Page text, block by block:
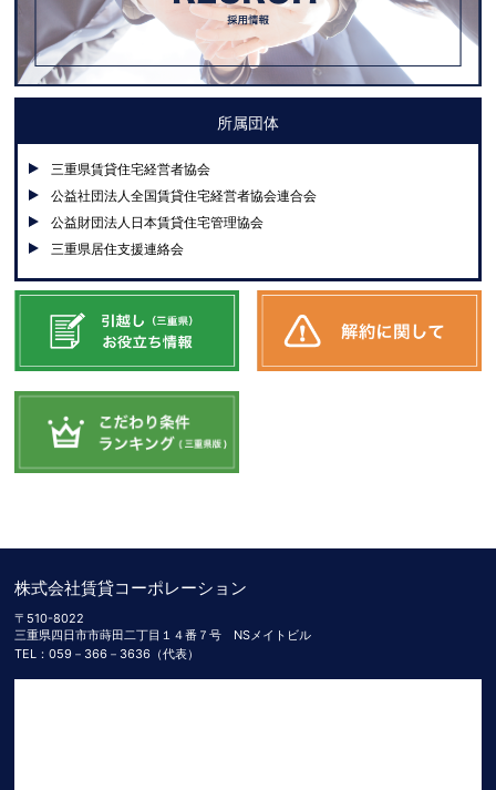
所属団体
三重県賃貸住宅経営者協会
公益社団法人全国賃貸住宅経営者協会連合会
公益財団法人日本賃貸住宅管理協会
三重県居住支援連絡会
株式会社賃貸コーポレーション
〒510-8022
三重県四日市市蒔田二丁目１４番７号 NSメイトビル
TEL：059－366－3636（代表）